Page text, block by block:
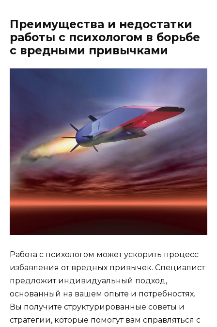
Преимущества и недостатки
работы с психологом в борьбе
с вредными привычками
Работа с психологом может ускорить процесс
избавления от вредных привычек. Специалист
предложит индивидуальный подход,
основанный на вашем опыте и потребностях.
Вы получите структурированные советы и
стратегии, которые помогут вам справляться с